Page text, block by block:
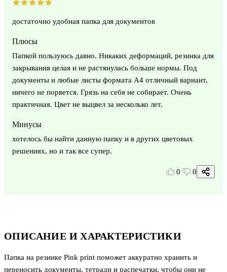
ОПИСАНИЕ И ХАРАКТЕРИСТИКИ
Папка на резинке Pink print поможет аккуратно хранить и
переносить документы, тетради и распечатки, чтобы они не
достаточно удобная папка для документов
Плюсы
Папкой пользуюсь давно. Никаких деформаций, резинка для
закрывания целая и не растянулась больше нормы. Под
документы и любые листы формата А4 отличный вариант,
ничего не порвется. Грязь на себя не собирает. Очень
практичная. Цвет не выцвел за несколько лет.
Минусы
хотелось бы найти данную папку и в других цветовых
решениях, но и так все супер.
0 0